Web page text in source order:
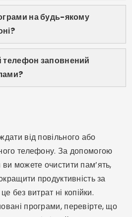
Мартінс
і ділиться своєю
у своєму блозі.